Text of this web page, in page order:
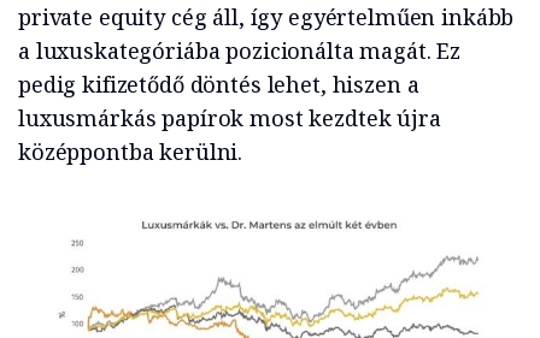
private equity cég áll, így egyértelműen inkább
a luxuskategóriába pozicionálta magát. Ez
pedig kifizetődő döntés lehet, hiszen a
luxusmárkás papírok most kezdtek újra
középpontba kerülni.